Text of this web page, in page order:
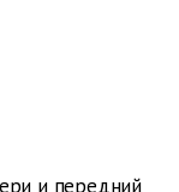
и передний